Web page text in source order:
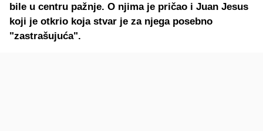
bile u centru pažnje. O njima je pričao i Juan Jesus
koji je otkrio koja stvar je za njega posebno
"zastrašujuća".